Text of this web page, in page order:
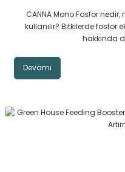
CANNA Mono Fosfor
kullanılır? Bitkilerde fosfor
hakkında
Devamı